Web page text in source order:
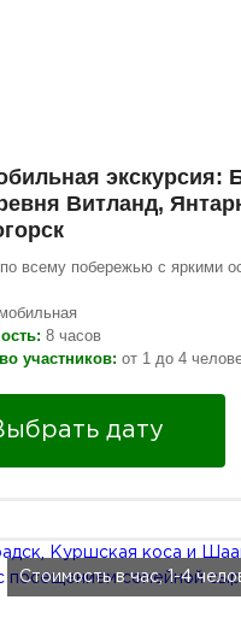
экскурсия:
Витланд,
всему побережью с яркими
8 часов
участников: от 1 до 4
дату
Стоимость в час, 1-4